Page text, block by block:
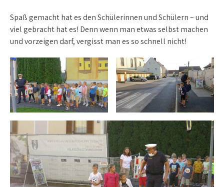
Spaß gemacht hat es den Schülerinnen und Schülern – und
viel gebracht hat es! Denn wenn man etwas selbst machen
und vorzeigen darf, vergisst man es so schnell nicht!